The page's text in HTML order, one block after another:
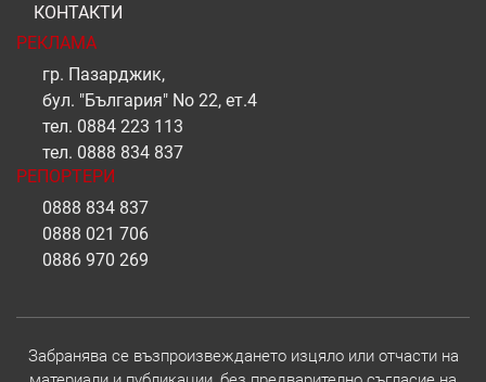
КОНТАКТИ
РЕКЛАМА
гр. Пазарджик,
бул. "България" No 22, ет.4
тел. 0884 223 113
тел. 0888 834 837
РЕПОРТЕРИ
0888 834 837
0888 021 706
0886 970 269
Забранява се възпроизвеждането изцяло или отчасти на